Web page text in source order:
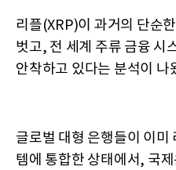
리플(XRP)이 과거의 단순
벗고, 전 세계 주류 금융 시
안착하고 있다는 분석이 나
글로벌 대형 은행들이 이미
템에 통합한 상태에서, 국